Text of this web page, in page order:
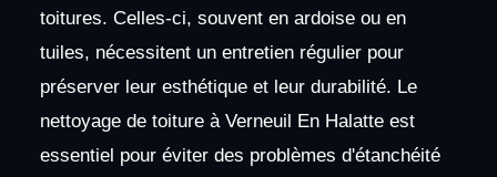
toitures. Celles-ci, souvent en ardoise ou en
tuiles, nécessitent un entretien régulier pour
préserver leur esthétique et leur durabilité. Le
nettoyage de toiture à Verneuil En Halatte est
essentiel pour éviter des problèmes d'étanchéité